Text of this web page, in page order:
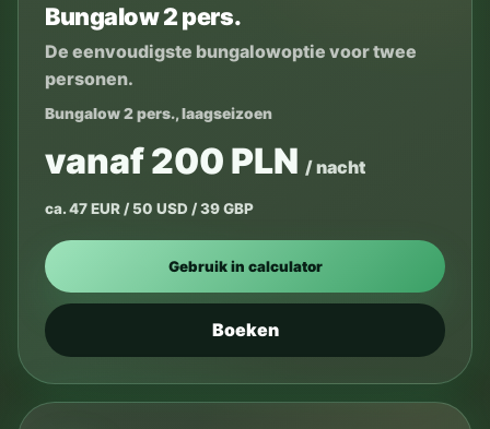
Bungalow 2 pers.
De eenvoudigste bungalowoptie voor twee
personen.
Bungalow 2 pers., laagseizoen
vanaf 200 PLN / nacht
ca. 47 EUR / 50 USD / 39 GBP
Gebruik in calculator
Boeken